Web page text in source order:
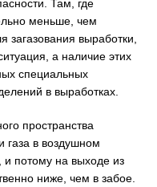
Там, где
меньше, чем
загазования выработки,
а наличие этих
специальных
в выработках.
пространства
газа в воздушном
потому на выходе из
ниже, чем в забое.